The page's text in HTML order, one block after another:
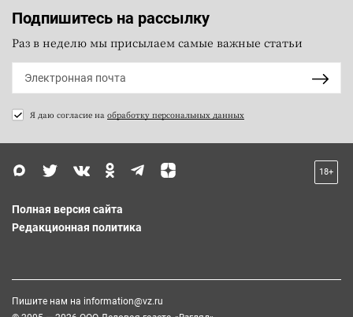
Подпишитесь на рассылку
Раз в неделю мы присылаем самые важные статьи
Я даю согласие на обработку персональных данных
18+
Полная версия сайта
Редакционная политика
Пишите нам на information@vz.ru